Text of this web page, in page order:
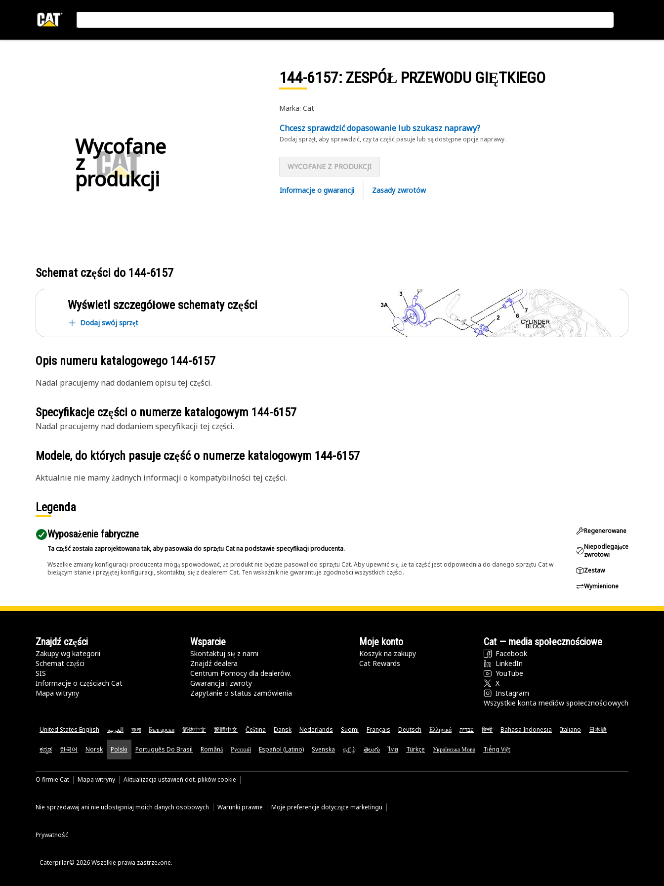
Wycofane
z
produkcji
144-6157: ZESPÓŁ PRZEWODU GIĘTKIEGO
Marka: Cat
Chcesz sprawdzić dopasowanie lub szukasz naprawy?
Dodaj sprzęt, aby sprawdzić, czy ta część pasuje lub są dostępne opcje naprawy.
WYCOFANE Z PRODUKCJI
Informacje o gwarancji Zasady zwrotów
Schemat części do 144-6157
Wyświetl szczegółowe schematy części
Dodaj swój sprzęt
Opis numeru katalogowego 144-6157
Nadal pracujemy nad dodaniem opisu tej części.
Specyfikacje części o numerze katalogowym 144-6157
Nadal pracujemy nad dodaniem specyfikacji tej części.
Modele, do których pasuje część o numerze katalogowym 144-6157
Aktualnie nie mamy żadnych informacji o kompatybilności tej części.
Legenda
Wyposażenie fabryczne
Ta część została zaprojektowana tak, aby pasowała do sprzętu Cat na podstawie specyfikacji producenta.
Wszelkie zmiany konfiguracji producenta mogą spowodować, że produkt nie będzie pasował do sprzętu Cat. Aby upewnić się, że ta część jest odpowiednia do danego sprzętu Cat w
bieżącym stanie i przyjętej konfiguracji, skontaktuj się z dealerem Cat. Ten wskaźnik nie gwarantuje zgodności wszystkich części.
Regenerowane
Niepodlegające
zwrotowi
Zestaw
Wymienione
Znajdź części
Zakupy wg kategorii
Schemat części
SIS
Informacje o częściach Cat
Mapa witryny
Wsparcie
Skontaktuj się z nami
Znajdź dealera
Centrum Pomocy dla dealerów.
Gwarancja i zwroty
Zapytanie o status zamówienia
Moje konto
Koszyk na zakupy
Cat Rewards
Cat — media społecznościowe
Facebook
LinkedIn
YouTube
X
Instagram
Wszystkie konta mediów społecznościowych
United States English العربية বাংলা Български 简体中文 繁體中文 Čeština Dansk Nederlands Suomi Français Deutsch Ελληνικά עברית हिन्दी Bahasa Indonesia Italiano 日本語
ಕನ್ನಡ 한국어 Norsk Polski Português Do Brasil Română Русский Español (Latino) Svenska தமிழ் తెలుగు ไทย Türkçe Українська Мова Tiếng Việt
O firmie Cat Mapa witryny Aktualizacja ustawień dot. plików cookie
Nie sprzedawaj ani nie udostępniaj moich danych osobowych Warunki prawne Moje preferencje dotyczące marketingu
Prywatność
Caterpillar© 2026 Wszelkie prawa zastrzeżone.